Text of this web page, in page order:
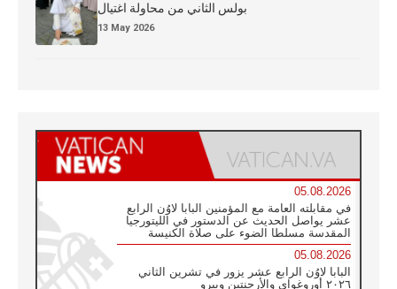
بولس الثاني من محاولة اغتيال
13 May 2026
05.08.2026
في مقابلته العامة مع المؤمنين البابا لاوُن الرابع
عشر يواصل الحديث عن الدستور في الليتورجيا
المقدسة مسلطا الضوء على صلاة الكنيسة
05.08.2026
البابا لاوُن الرابع عشر يزور في تشرين الثاني
٢٠٢٦ أوروغواي والأرجنتين وبيرو